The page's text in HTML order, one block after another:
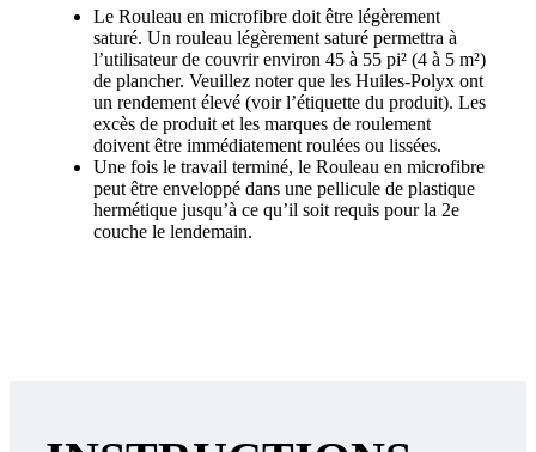
Le Rouleau en microfibre doit être légèrement
saturé. Un rouleau légèrement saturé permettra à
l’utilisateur de couvrir environ 45 à 55 pi² (4 à 5 m²)
de plancher. Veuillez noter que les Huiles-Polyx ont
un rendement élevé (voir l’étiquette du produit). Les
excès de produit et les marques de roulement
doivent être immédiatement roulées ou lissées.
Une fois le travail terminé, le Rouleau en microfibre
peut être enveloppé dans une pellicule de plastique
hermétique jusqu’à ce qu’il soit requis pour la 2e
couche le lendemain.